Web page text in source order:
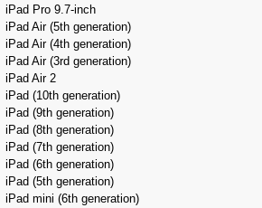
iPad Pro 9.7-inch
iPad Air (5th generation)
iPad Air (4th generation)
iPad Air (3rd generation)
iPad Air 2
iPad (10th generation)
iPad (9th generation)
iPad (8th generation)
iPad (7th generation)
iPad (6th generation)
iPad (5th generation)
iPad mini (6th generation)